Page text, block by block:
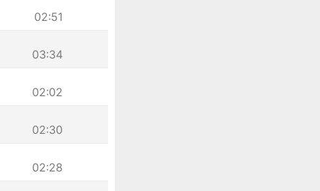
02:51
03:34
02:02
02:30
02:28